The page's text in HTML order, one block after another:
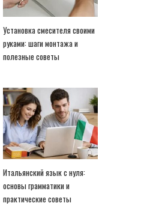
Установка смесителя своими
руками: шаги монтажа и
полезные советы
Итальянский язык с нуля:
основы грамматики и
практические советы